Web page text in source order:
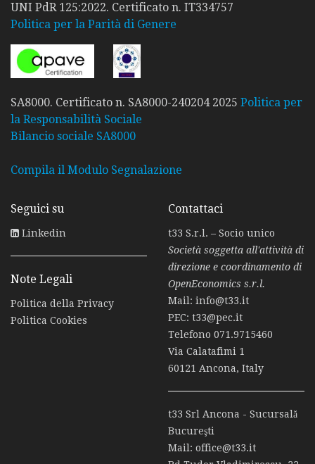
UNI PdR 125:2022. Certificato n. IT334757
Politica per la Parità di Genere
SA8000. Certificato n. SA8000-240204 2025 Politica per
la Responsabilità Sociale
Bilancio sociale SA8000
Compila il Modulo Segnalazione
Seguici su
Linkedin
Note Legali
Politica della Privacy
Politica Cookies
Contattaci
t33 S.r.l. – Socio unico
Società soggetta all'attività di
direzione e coordinamento di
OpenEconomics s.r.l.
Mail: info@t33.it
PEC: t33@pec.it
Telefono 071.9715460
Via Calatafimi 1
60121 Ancona, Italy
t33 Srl Ancona - Sucursală
Bucureşti
Mail: office@t33.it